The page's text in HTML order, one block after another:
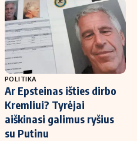
POLITIKA
Ar Epsteinas išties dirbo
Kremliui? Tyrėjai
aiškinasi galimus ryšius
su Putinu